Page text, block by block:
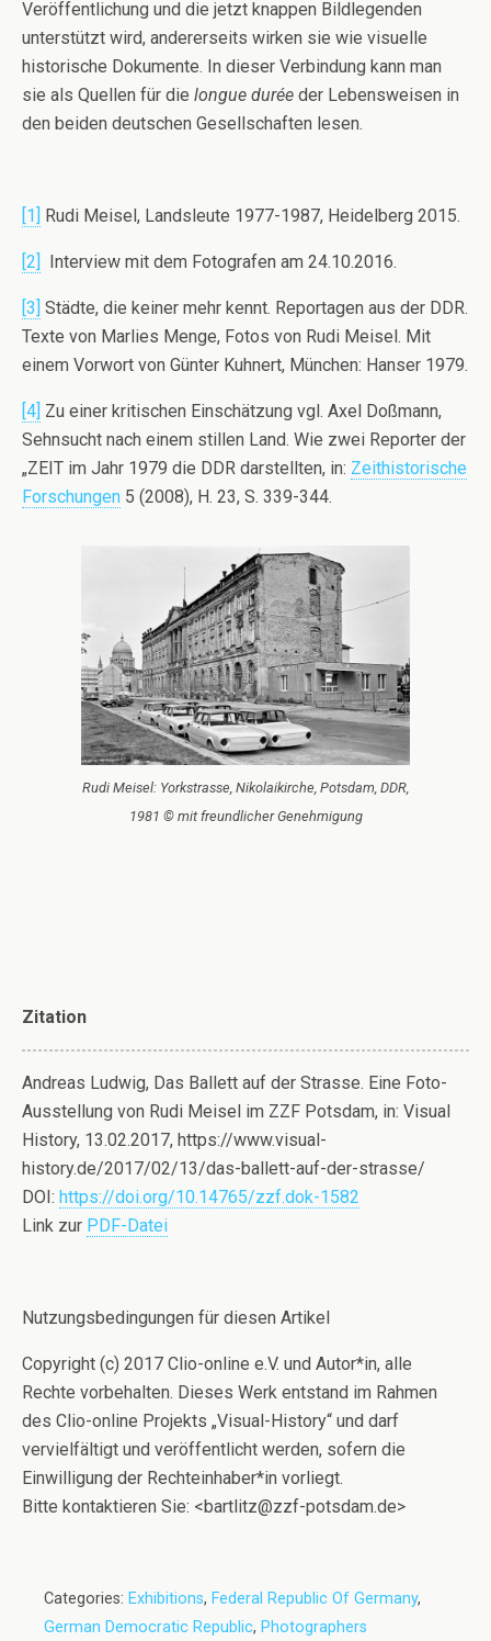
Veröffentlichung und die jetzt knappen Bildlegenden
unterstützt wird, andererseits wirken sie wie visuelle
historische Dokumente. In dieser Verbindung kann man
sie als Quellen für die longue durée der Lebensweisen in
den beiden deutschen Gesellschaften lesen.
[1] Rudi Meisel, Landsleute 1977-1987, Heidelberg 2015.
[2] Interview mit dem Fotografen am 24.10.2016.
[3] Städte, die keiner mehr kennt. Reportagen aus der DDR.
Texte von Marlies Menge, Fotos von Rudi Meisel. Mit
einem Vorwort von Günter Kuhnert, München: Hanser 1979.
[4] Zu einer kritischen Einschätzung vgl. Axel Doßmann,
Sehnsucht nach einem stillen Land. Wie zwei Reporter der
„ZEIT im Jahr 1979 die DDR darstellten, in: Zeithistorische
Forschungen 5 (2008), H. 23, S. 339-344.
Rudi Meisel: Yorkstrasse, Nikolaikirche, Potsdam, DDR,
1981 © mit freundlicher Genehmigung
Zitation
Andreas Ludwig, Das Ballett auf der Strasse. Eine Foto-
Ausstellung von Rudi Meisel im ZZF Potsdam, in: Visual
History, 13.02.2017, https://www.visual-
history.de/2017/02/13/das-ballett-auf-der-strasse/
DOI: https://doi.org/10.14765/zzf.dok-1582
Link zur PDF-Datei
Nutzungsbedingungen für diesen Artikel
Copyright (c) 2017 Clio-online e.V. und Autor*in, alle
Rechte vorbehalten. Dieses Werk entstand im Rahmen
des Clio-online Projekts „Visual-History“ und darf
vervielfältigt und veröffentlicht werden, sofern die
Einwilligung der Rechteinhaber*in vorliegt.
Bitte kontaktieren Sie: <bartlitz@zzf-potsdam.de>
Categories: Exhibitions, Federal Republic Of Germany,
German Democratic Republic, Photographers